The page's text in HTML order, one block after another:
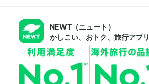
NEWT（ニュート）
かしこい、おトク、旅行アプリ